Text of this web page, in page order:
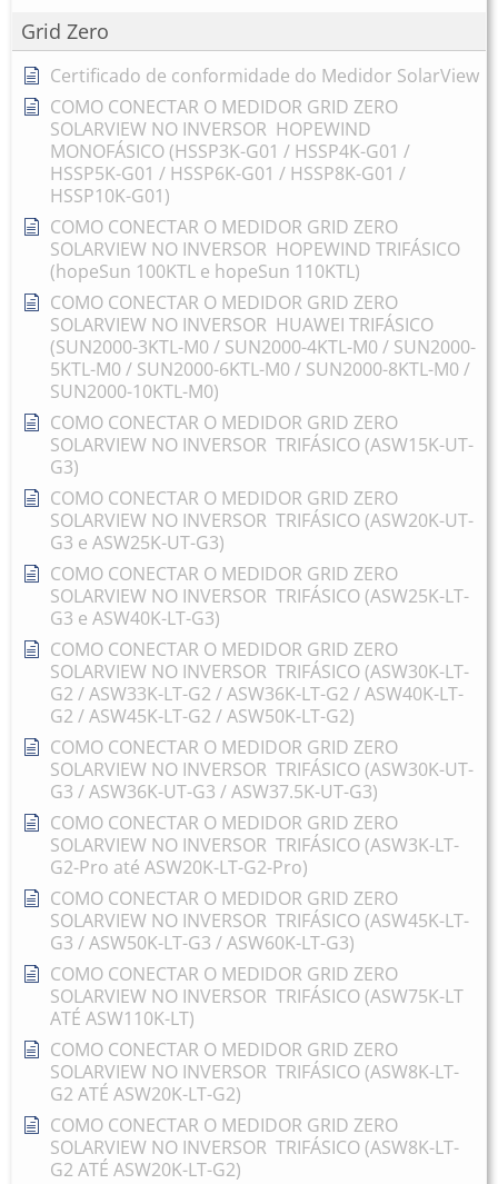
Grid Zero
Certificado de conformidade do Medidor SolarView
COMO CONECTAR O MEDIDOR GRID ZERO
SOLARVIEW NO INVERSOR HOPEWIND
MONOFÁSICO (HSSP3K-G01 / HSSP4K-G01 /
HSSP5K-G01 / HSSP6K-G01 / HSSP8K-G01 /
HSSP10K-G01)
COMO CONECTAR O MEDIDOR GRID ZERO
SOLARVIEW NO INVERSOR HOPEWIND TRIFÁSICO
(hopeSun 100KTL e hopeSun 110KTL)
COMO CONECTAR O MEDIDOR GRID ZERO
SOLARVIEW NO INVERSOR HUAWEI TRIFÁSICO
(SUN2000-3KTL-M0 / SUN2000-4KTL-M0 / SUN2000-
5KTL-M0 / SUN2000-6KTL-M0 / SUN2000-8KTL-M0 /
SUN2000-10KTL-M0)
COMO CONECTAR O MEDIDOR GRID ZERO
SOLARVIEW NO INVERSOR TRIFÁSICO (ASW15K-UT-
G3)
COMO CONECTAR O MEDIDOR GRID ZERO
SOLARVIEW NO INVERSOR TRIFÁSICO (ASW20K-UT-
G3 e ASW25K-UT-G3)
COMO CONECTAR O MEDIDOR GRID ZERO
SOLARVIEW NO INVERSOR TRIFÁSICO (ASW25K-LT-
G3 e ASW40K-LT-G3)
COMO CONECTAR O MEDIDOR GRID ZERO
SOLARVIEW NO INVERSOR TRIFÁSICO (ASW30K-LT-
G2 / ASW33K-LT-G2 / ASW36K-LT-G2 / ASW40K-LT-
G2 / ASW45K-LT-G2 / ASW50K-LT-G2)
COMO CONECTAR O MEDIDOR GRID ZERO
SOLARVIEW NO INVERSOR TRIFÁSICO (ASW30K-UT-
G3 / ASW36K-UT-G3 / ASW37.5K-UT-G3)
COMO CONECTAR O MEDIDOR GRID ZERO
SOLARVIEW NO INVERSOR TRIFÁSICO (ASW3K-LT-
G2-Pro até ASW20K-LT-G2-Pro)
COMO CONECTAR O MEDIDOR GRID ZERO
SOLARVIEW NO INVERSOR TRIFÁSICO (ASW45K-LT-
G3 / ASW50K-LT-G3 / ASW60K-LT-G3)
COMO CONECTAR O MEDIDOR GRID ZERO
SOLARVIEW NO INVERSOR TRIFÁSICO (ASW75K-LT
ATÉ ASW110K-LT)
COMO CONECTAR O MEDIDOR GRID ZERO
SOLARVIEW NO INVERSOR TRIFÁSICO (ASW8K-LT-
G2 ATÉ ASW20K-LT-G2)
COMO CONECTAR O MEDIDOR GRID ZERO
SOLARVIEW NO INVERSOR TRIFÁSICO (ASW8K-LT-
G2 ATÉ ASW20K-LT-G2)